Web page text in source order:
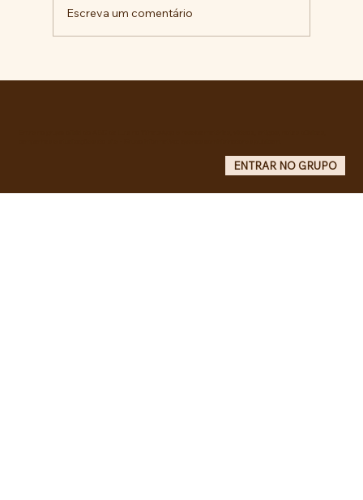
Escreva um comentário
ENTRAR NO GRUPO